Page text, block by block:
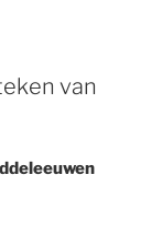
van